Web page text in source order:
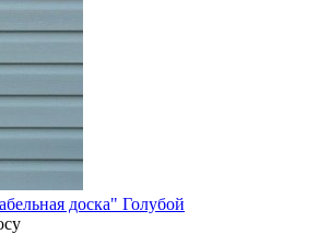
доска" Голубой